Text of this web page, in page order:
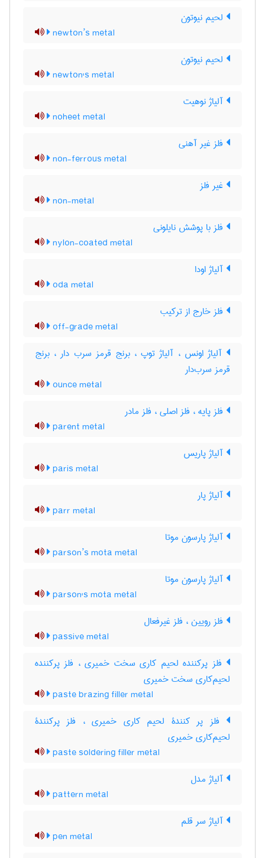
لحیم نیوتون
newton’s metal
لحیم نیوتون
newton's metal
آلیاژ نوهیت
noheet metal
فلز غیر آهنی
non-ferrous metal
غیر فلز
non-metal
فلز با پوشش نایلونی
nylon-coated metal
آلیاژ اودا
oda metal
فلز خارج از ترکیب
off-grade metal
آلیاژ اونس ، آلیاژ توپ ، برنج قرمز سرب دار ، برنج
قرمز سرب‌دار
ounce metal
فلز پایه ، فلز اصلی ، فلز مادر
parent metal
آلیاژ پاریس
paris metal
آلیاژ پار
parr metal
آلیاژ پارسون موتا
parson’s mota metal
آلیاژ پارسون موتا
parson's mota metal
فلز رویین ، فلز غیرفعال
passive metal
فلز پرکننده لحیم کاری سخت خمیری ، فلز پرکننده
لحیم‌کاری سخت خمیری
paste brazing filler metal
فلز پر کنندۀ لحیم کاری خمیری ، فلز پرکنندۀ
لحیم‌کاری خمیری
paste soldering filler metal
آلیاژ مدل
pattern metal
آلیاژ سر قلم
pen metal